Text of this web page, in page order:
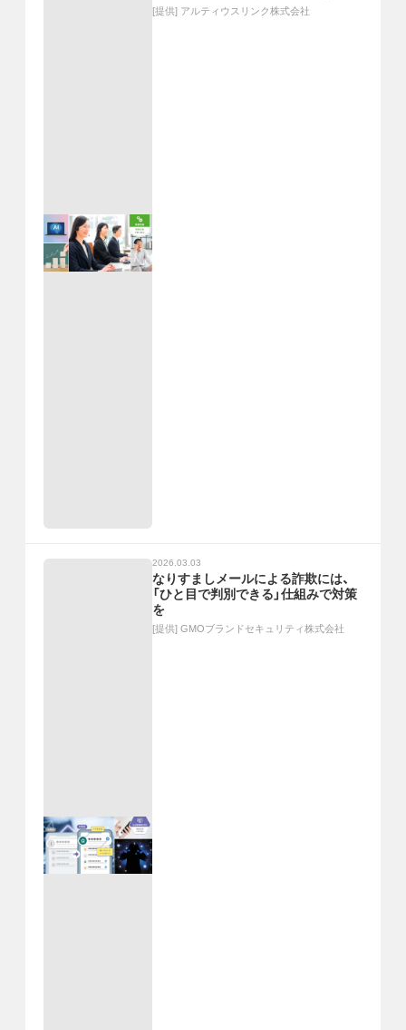
[提供] アルティウスリンク株式会社
2026.03.03
なりすましメールによる詐欺には、
「ひと目で判別できる」仕組みで対策
を
[提供] GMOブランドセキュリティ株式会社